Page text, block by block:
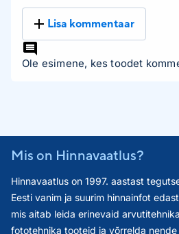
Lisa kommentaar
Ole esimene, kes toodet
Mis on Hinnavaatlus?
Hinnavaatlus on 1997. aastast
Eesti vanim ja suurim hinnainfot
mis aitab leida erinevaid
fototehnika tooteid ja võrrelda nende